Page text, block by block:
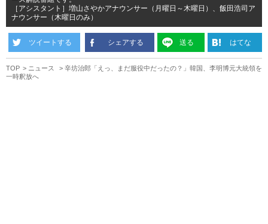
［アシスタント］増山さやかアナウンサー（月曜日～木曜日）、飯田浩司ア
ナウンサー（木曜日のみ）
ツイートする シェアする 送る はてな
TOP ニュース
辛坊治郎「えっ、まだ服役中だったの？」韓国、李明博元大統領を
一時釈放へ